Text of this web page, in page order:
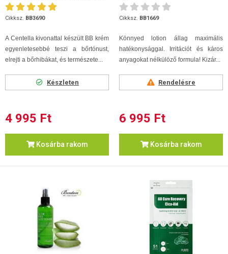
ml
Cikksz. BB3690
A Centella kivonattal készült BB krém
egyenletesebbé teszi a bőrtónust,
elrejti a bőrhibákat, és természete...
Készleten
4 995 Ft
Kosárba rakom
Cikksz. BB1669
Könnyed lotion állag maximális
hatékonysággal. Irritációt és káros
anyagokat nélkülöző formula! Kizár...
Rendelésre
6 995 Ft
Kosárba rakom